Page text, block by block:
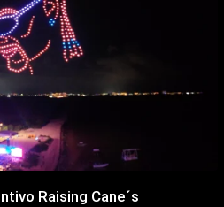
Raising Cane´s